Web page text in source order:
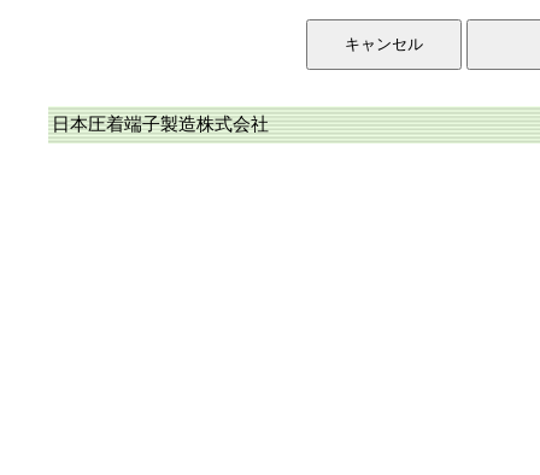
日本圧着端子製造株式会社